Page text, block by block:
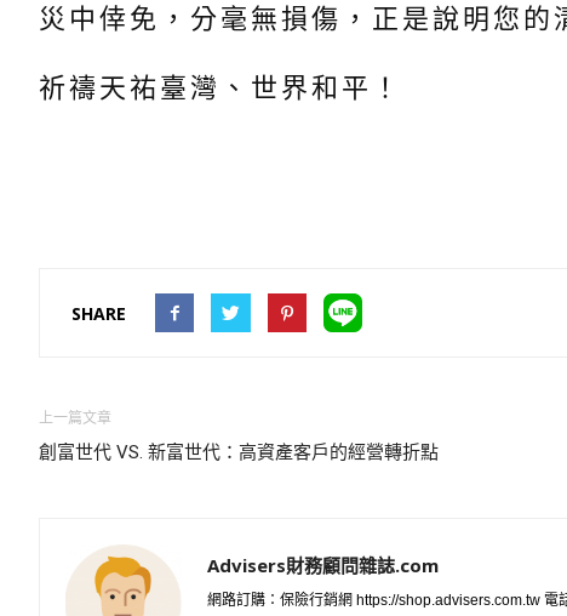
災中倖免，分毫無損傷，正是說明您的
祈禱天祐臺灣、世界和平！
SHARE
上一篇文章
創富世代 VS. 新富世代：高資產客戶的經營轉折點
Advisers財務顧問雜誌.com
網路訂購：保險行銷網 https://shop.advisers.com.tw